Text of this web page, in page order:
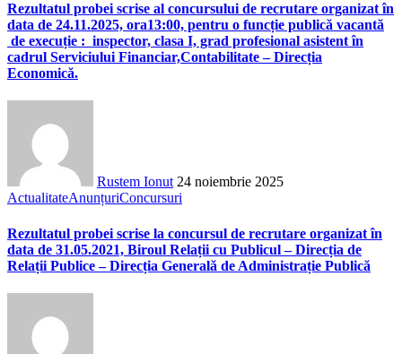
Rezultatul probei scrise al concursului de recrutare organizat în
data de 24.11.2025, ora13:00, pentru o funcție publică vacantă
de execuție : inspector, clasa I, grad profesional asistent în
cadrul Serviciului Financiar,Contabilitate – Direcția
Economică.
Rustem Ionut 24 noiembrie 2025
ActualitateAnunțuriConcursuri
Rezultatul probei scrise la concursul de recrutare organizat în
data de 31.05.2021, Biroul Relații cu Publicul – Direcția de
Relații Publice – Direcția Generală de Administrație Publică